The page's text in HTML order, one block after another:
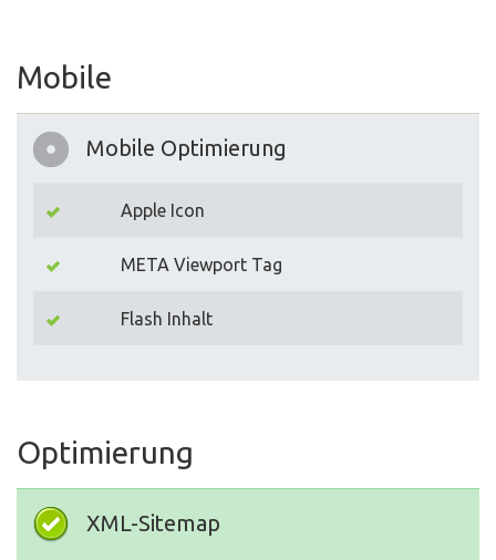
Mobile
Mobile Optimierung
Apple Icon
META Viewport Tag
Flash Inhalt
Optimierung
XML-Sitemap